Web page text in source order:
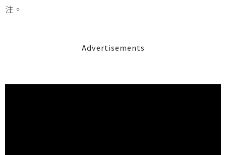
注。
Advertisements